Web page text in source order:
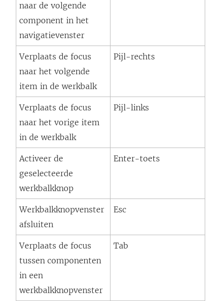
naar de volgende
component in het
navigatievenster
Verplaats de focus
naar het volgende
item in de werkbalk
Pijl-rechts
Verplaats de focus
naar het vorige item
in de werkbalk
Pijl-links
Activeer de
geselecteerde
werkbalkknop
Enter-toets
Werkbalkknopvenster
afsluiten
Esc
Verplaats de focus
tussen componenten
in een
werkbalkknopvenster
Tab